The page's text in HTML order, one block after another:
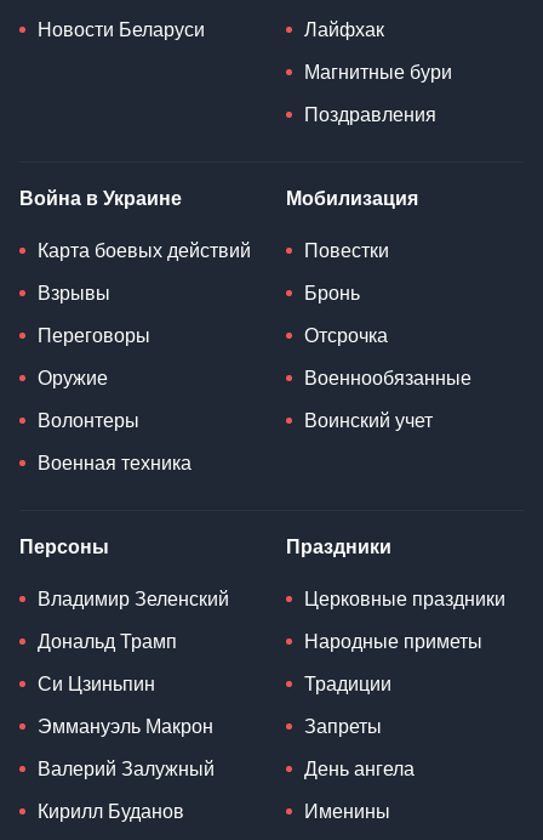
Новости Беларуси Лайфхак
Магнитные бури
Поздравления
Война в Украине
Карта боевых действий
Взрывы
Переговоры
Оружие
Волонтеры
Военная техника
Мобилизация
Повестки
Бронь
Отсрочка
Военнообязанные
Воинский учет
Персоны
Владимир Зеленский
Дональд Трамп
Си Цзиньпин
Эммануэль Макрон
Валерий Залужный
Кирилл Буданов
Праздники
Церковные праздники
Народные приметы
Традиции
Запреты
День ангела
Именины